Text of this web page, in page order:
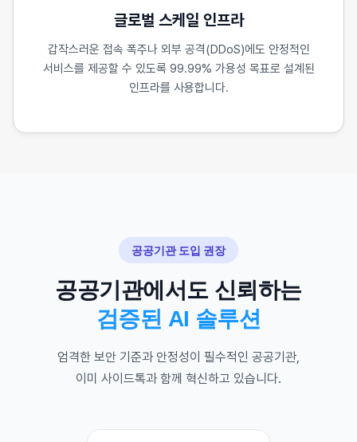
글로벌 스케일 인프라
갑작스러운 접속 폭주나 외부 공격(DDoS)에도 안정적인
서비스를 제공할 수 있도록 99.99% 가용성 목표로 설계된
인프라를 사용합니다.
공공기관 도입 권장
공공기관에서도 신뢰하는
검증된 AI 솔루션
엄격한 보안 기준과 안정성이 필수적인 공공기관,
이미 사이드톡과 함께 혁신하고 있습니다.